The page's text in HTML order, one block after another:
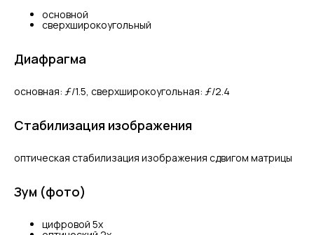
основной
сверхширокоугольный
Диафрагма
основная: ƒ/1.5, сверхшироко­угольная: ƒ/2.4
Стабилизация изображения
оптическая стабилизация изображения сдвигом матрицы
Зум (фото)
цифровой 5x